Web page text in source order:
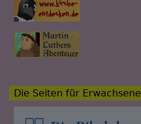
Die Seiten für Erwachsene